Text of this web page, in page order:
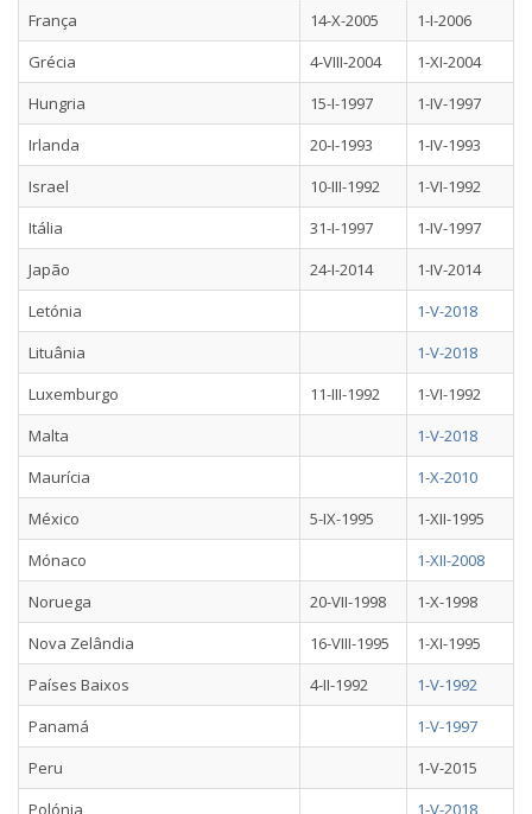
França
14-X-2005
1-I-2006
Grécia
4-VIII-2004
1-XI-2004
Hungria
15-I-1997
1-IV-1997
Irlanda
20-I-1993
1-IV-1993
Israel
10-III-1992
1-VI-1992
Itália
31-I-1997
1-IV-1997
Japão
24-I-2014
1-IV-2014
Letónia
1-V-2018
Lituânia
1-V-2018
Luxemburgo
11-III-1992
1-VI-1992
Malta
1-V-2018
Maurícia
1-X-2010
México
5-IX-1995
1-XII-1995
Mónaco
1-XII-2008
Noruega
20-VII-1998
1-X-1998
Nova Zelândia
16-VIII-1995
1-XI-1995
Países Baixos
4-II-1992
1-V-1992
Panamá
1-V-1997
Peru
1-V-2015
Polónia
1-V-2018